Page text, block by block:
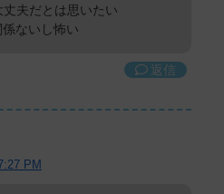
夫だとは思いたい
ないし怖い
返信
PM